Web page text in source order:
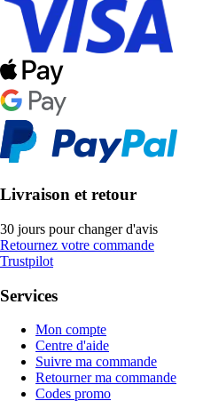
Livraison et retour
30 jours pour changer d'avis
Retournez votre commande
Trustpilot
Services
Mon compte
Centre d'aide
Suivre ma commande
Retourner ma commande
Codes promo